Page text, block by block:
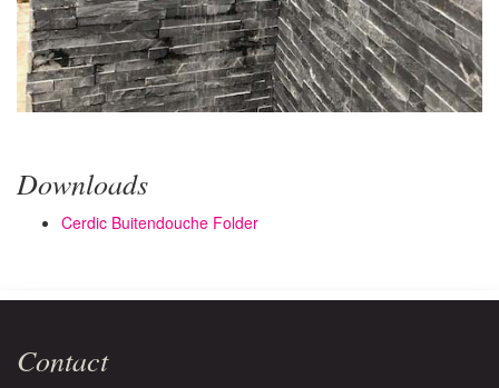
Downloads
Cerdic Buitendouche Folder
Contact